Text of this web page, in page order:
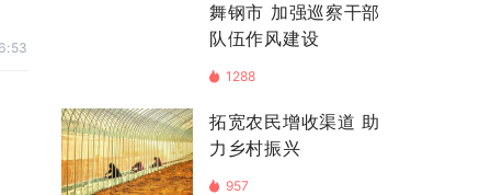
舞钢市 加强巡察干部
队伍作风建设
1288
拓宽农民增收渠道 助
力乡村振兴
957